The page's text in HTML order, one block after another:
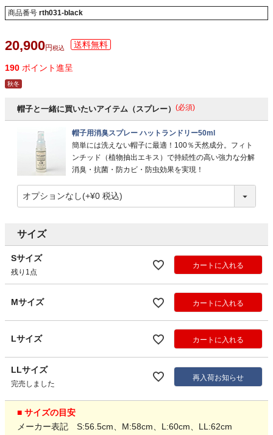
商品番号 rth031-black
20,900 税込
190 ポイント進呈
秋冬
帽子と一緒に買いたいアイテム（スプレー） (必須)
帽子用消臭スプレー ハットランドリー50ml
簡単には洗えない帽子に最適！100％天然成分。フィト
ンチッド（植物抽出エキス）で持続性の高い強力な分解
消臭・抗菌・防カビ・防虫効果を実現！
サイズ
Sサイズ
残り1点
カートに入れる
Mサイズ カートに入れる
Lサイズ カートに入れる
LLサイズ
完売しました
再入荷お知らせ
■ サイズの目安
メーカー表記 S:56.5cm、M:58cm、L:60cm、LL:62cm